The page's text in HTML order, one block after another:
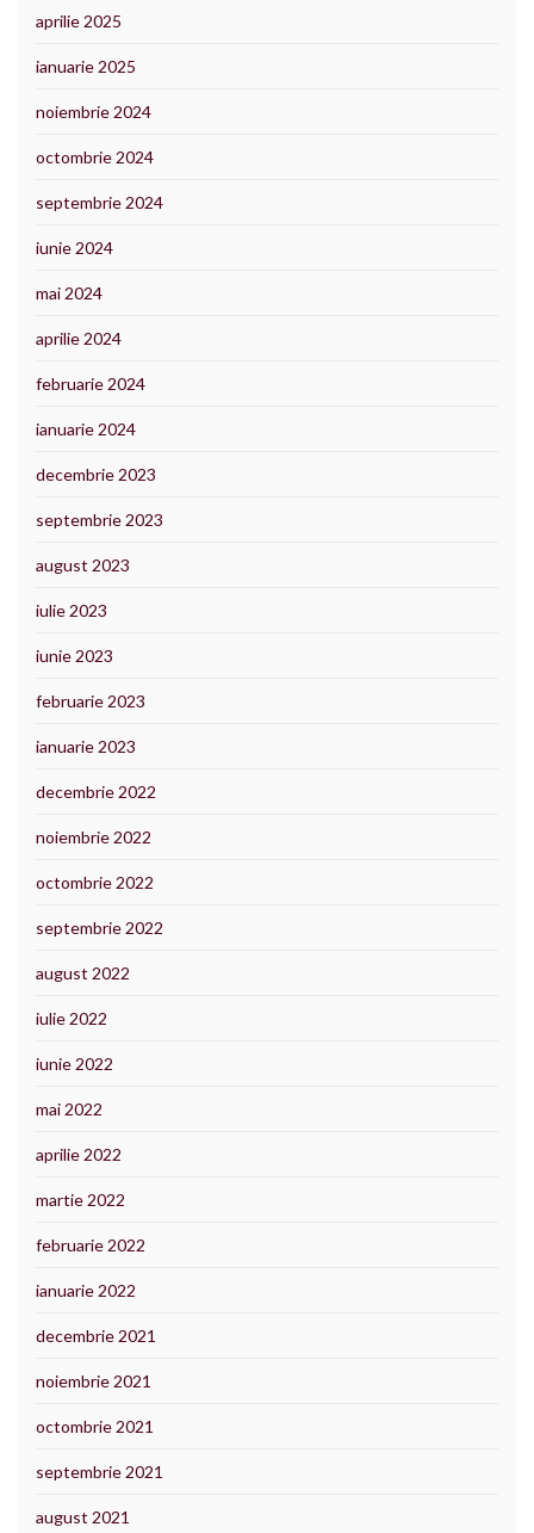
aprilie 2025
ianuarie 2025
noiembrie 2024
octombrie 2024
septembrie 2024
iunie 2024
mai 2024
aprilie 2024
februarie 2024
ianuarie 2024
decembrie 2023
septembrie 2023
august 2023
iulie 2023
iunie 2023
februarie 2023
ianuarie 2023
decembrie 2022
noiembrie 2022
octombrie 2022
septembrie 2022
august 2022
iulie 2022
iunie 2022
mai 2022
aprilie 2022
martie 2022
februarie 2022
ianuarie 2022
decembrie 2021
noiembrie 2021
octombrie 2021
septembrie 2021
august 2021